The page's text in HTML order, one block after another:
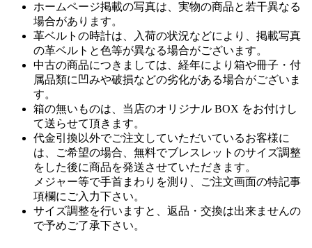
ホームページ掲載の写真は、実物の商品と若干異なる
場合があります。
革ベルトの時計は、入荷の状況などにより、掲載写真
の革ベルトと色等が異なる場合がございます。
中古の商品につきましては、経年により箱や冊子・付
属品類に凹みや破損などの劣化がある場合がございま
す。
箱の無いものは、当店のオリジナル BOX をお付けし
て送らせて頂きます。
代金引換以外でご注文していただいているお客様に
は、ご希望の場合、無料でブレスレットのサイズ調整
をした後に商品を発送させていただきます。
メジャー等で手首まわりを測り、ご注文画面の特記事
項欄にご入力下さい。
サイズ調整を行いますと、返品・交換は出来ませんの
で予めご了承下さい。